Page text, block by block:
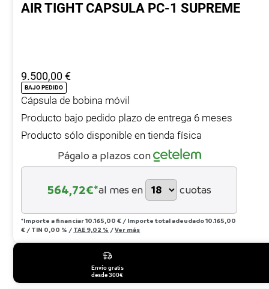
AIR TIGHT CAPSULA PC-1 SUPREME
9.500,00€
BAJO PEDIDO
Cápsula de bobina móvil
Producto bajo pedido plazo de entrega 6 meses
Producto sólo disponible en tienda física
Págalo a plazos con
564,72€*al mes en cuotas
*Importe a financiar10.165,00 € / Importe total adeudado10.165,00
€ / TIN 0,00 % / TAE 9,02 % /Ver más
Envío gratis
desde 300€